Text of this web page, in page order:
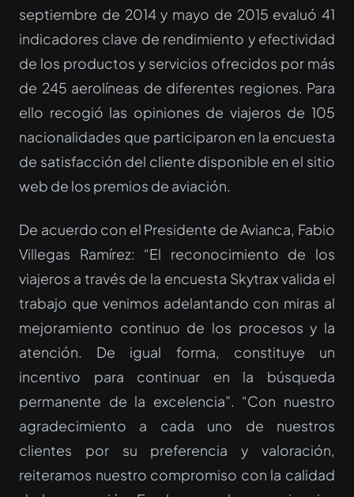
septiembre de 2014 y mayo de 2015 evaluó 41
indicadores clave de rendimiento y efectividad
de los productos y servicios ofrecidos por más
de 245 aerolíneas de diferentes regiones. Para
ello recogió las opiniones de viajeros de 105
nacionalidades que participaron en la encuesta
de satisfacción del cliente disponible en el sitio
web de los premios de aviación.
De acuerdo con el Presidente de Avianca, Fabio
Villegas Ramírez: “El reconocimiento de los
viajeros a través de la encuesta Skytrax valida el
trabajo que venimos adelantando con miras al
mejoramiento continuo de los procesos y la
atención. De igual forma, constituye un
incentivo para continuar en la búsqueda
permanente de la excelencia”. “Con nuestro
agradecimiento a cada uno de nuestros
clientes por su preferencia y valoración,
reiteramos nuestro compromiso con la calidad